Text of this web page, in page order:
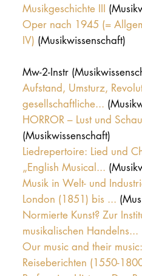
Musikgeschichte III
Oper nach 1945 (=
IV) (Musikwissenschaft)
Mw-2-Instr
Aufstand, Umsturz,
gesellschaftliche...
HORROR – Lust und
(Musikwissenschaft)
Liedrepertoire: Lied und
„English Musical...
Musik in Welt- und
London (1851) bis ...
Normierte Kunst? Zur
musikalischen Handelns...
Our music and their
Reiseberichten (1550-